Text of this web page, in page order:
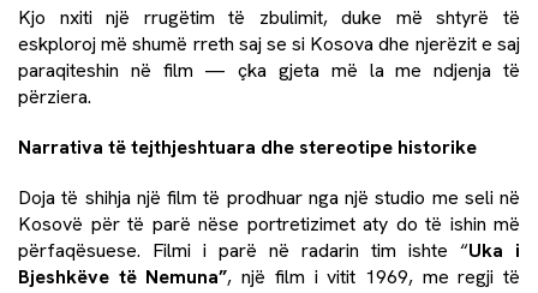
Kjo nxiti një rrugëtim të zbulimit, duke më shtyrë të
eskploroj më shumë rreth saj se si Kosova dhe njerëzit e saj
paraqiteshin në film — çka gjeta më la me ndjenja të
përziera.
Narrativa të tejthjeshtuara dhe stereotipe historike
Doja të shihja një film të prodhuar nga një studio me seli në
Kosovë për të parë nëse portretizimet aty do të ishin më
përfaqësuese. Filmi i parë në radarin tim ishte “Uka i
Bjeshkëve të Nemuna”, një film i vitit 1969, me regji të